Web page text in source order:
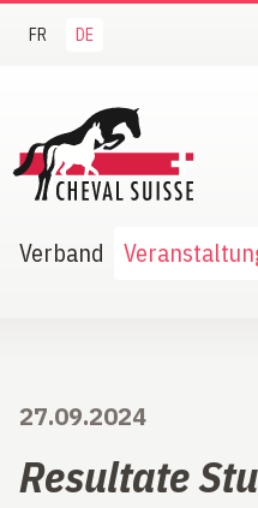
FR DE
Suisse
Verband
27.09.2024
Resultate